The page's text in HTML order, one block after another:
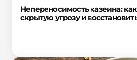
Непереносимость казеина:
скрытую угрозу и